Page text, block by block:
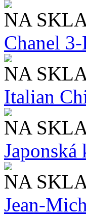
NA
Chanel
NA
Italian
NA
Japonská
NA
Jean-